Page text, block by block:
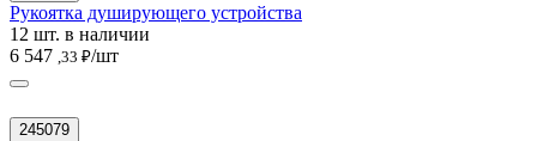
Рукоятка душирующего устройства
12 шт. в наличии
6 547 ,33 ₽/шт
245079